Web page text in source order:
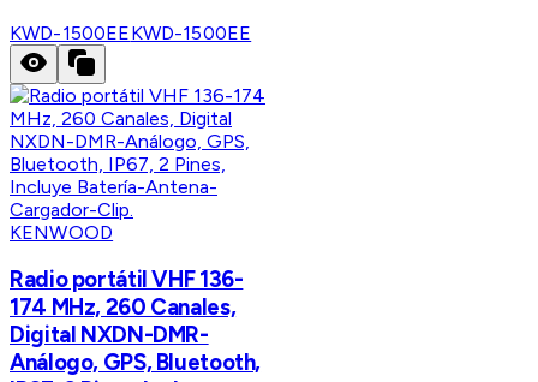
KWD-1500EEKWD-1500EE
KENWOOD
Radio portátil VHF 136-
174 MHz, 260 Canales,
Digital NXDN-DMR-
Análogo, GPS, Bluetooth,